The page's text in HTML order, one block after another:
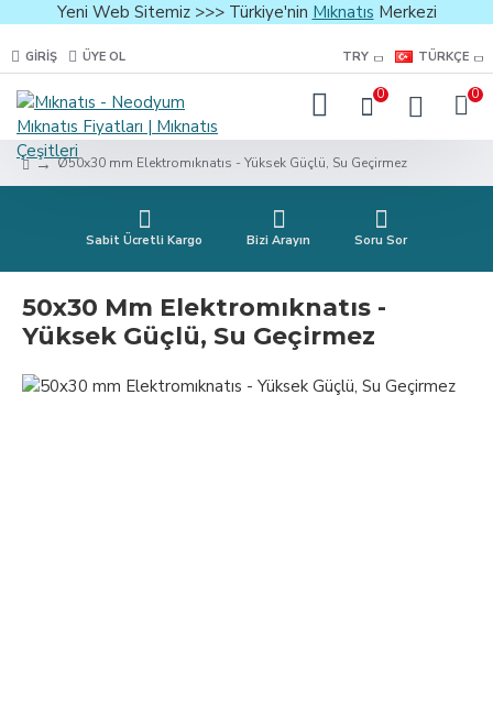
Yeni Web Sitemiz >>> Türkiye'nin Mıknatıs Merkezi
GIRIŞ ÜYE OL TRY TÜRKÇE
0 0
Ø50x30 mm Elektromıknatıs - Yüksek Güçlü, Su Geçirmez
Sabit Ücretli Kargo Bizi Arayın Soru Sor
50x30 Mm Elektromıknatıs -
Yüksek Güçlü, Su Geçirmez